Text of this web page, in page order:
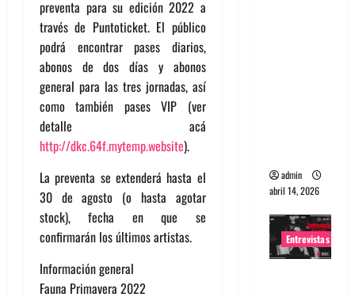
preventa para su edición 2022 a
través de Puntoticket. El público
podrá encontrar pases diarios,
abonos de dos días y abonos
general para las tres jornadas, así
como también pases VIP (ver
detalle acá
http://dkc.64f.mytemp.website).
La preventa se extenderá hasta el
30 de agosto (o hasta agotar
stock), fecha en que se
confirmarán los últimos artistas.
Información general
Fauna Primavera 2022
admin
abril 14, 2026
Entrevistas